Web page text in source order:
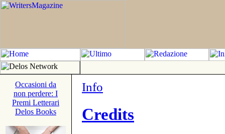
Occasioni da
non perdere: I
Premi Letterari
Delos Books
Info
Credits